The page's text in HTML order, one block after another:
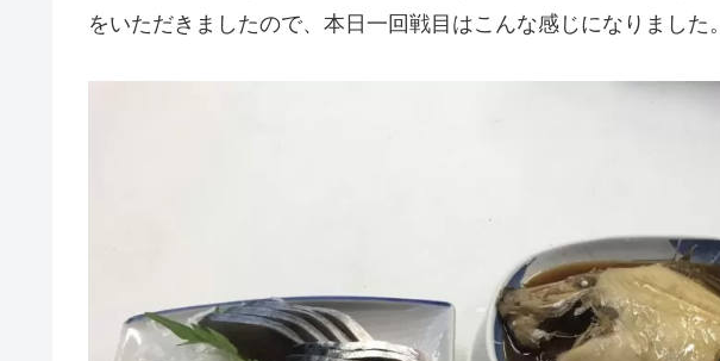
をいただきましたので、本日一回戦目はこんな感じになりました。